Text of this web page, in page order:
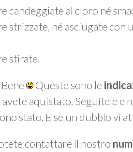
candeggiate al cloro né
strizzate, né asciugate con
stirate.
Queste sono le
avete aquistato. Seguitele
stato. E se un dubbio vi
contattare il nostro